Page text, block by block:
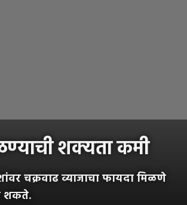
शक्यता कमी
चक्रवाढ व्याजाचा फायदा मिळणे
शकते.